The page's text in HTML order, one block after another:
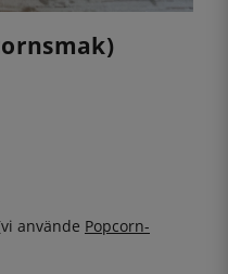
använde Popcorn-